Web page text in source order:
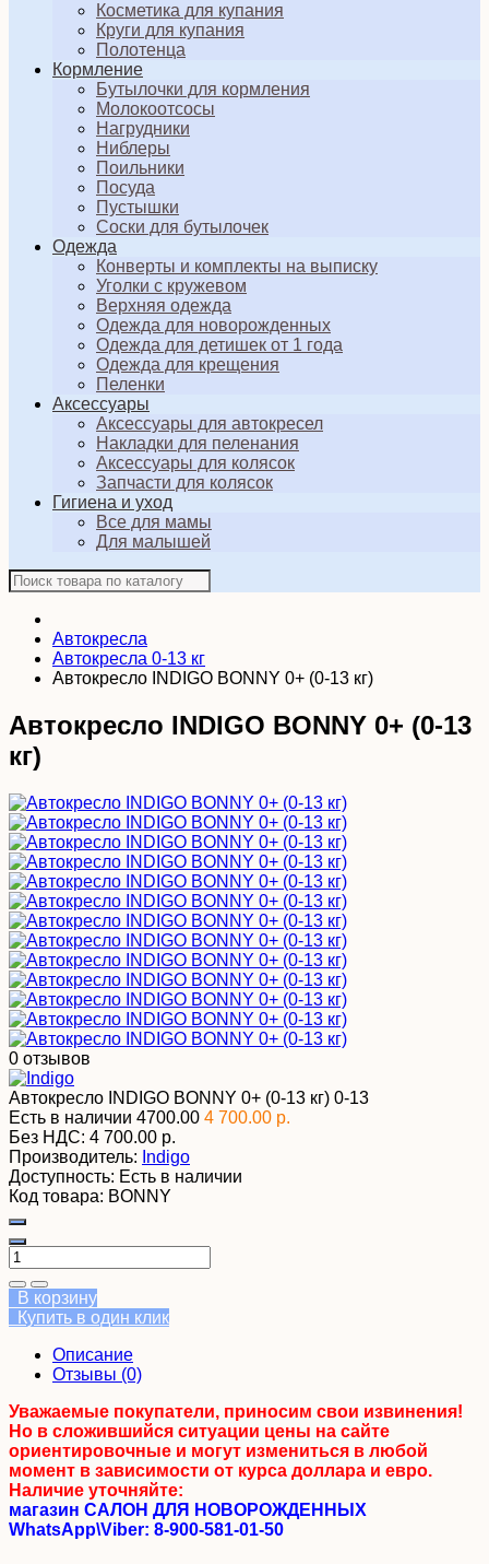
Косметика для купания
Круги для купания
Полотенца
Кормление
Бутылочки для кормления
Молокоотсосы
Нагрудники
Ниблеры
Поильники
Посуда
Пустышки
Соски для бутылочек
Одежда
Конверты и комплекты на выписку
Уголки с кружевом
Верхняя одежда
Одежда для новорожденных
Одежда для детишек от 1 года
Одежда для крещения
Пеленки
Аксессуары
Аксессуары для автокресел
Накладки для пеленания
Аксессуары для колясок
Запчасти для колясок
Гигиена и уход
Все для мамы
Для малышей
Автокресла
Автокресла 0-13 кг
Автокресло INDIGO BONNY 0+ (0-13 кг)
Автокресло INDIGO BONNY 0+ (0-13
кг)
0 отзывов
Автокресло INDIGO BONNY 0+ (0-13 кг) 0-13
Есть в наличии 4700.00 4 700.00 р.
Без НДС: 4 700.00 р.
Производитель: Indigo
Доступность: Есть в наличии
Код товара: BONNY
В корзину
Купить в один клик
Описание
Отзывы (0)
Уважаемые покупатели, приносим свои извинения!
Но в сложившийся ситуации цены на сайте
ориентировочные и могут измениться в любой
момент в зависимости от курса доллара и евро.
Наличие уточняйте:
магазин САЛОН ДЛЯ НОВОРОЖДЕННЫХ
WhatsApp\Viber: 8-900-581-01-50